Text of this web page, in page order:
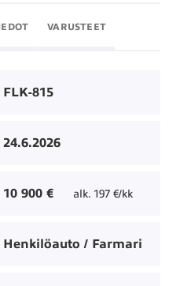
VARUSTEET
FLK-815
24.6.2026
10 900 € alk. 197 €/kk
Henkilöauto / Farmari